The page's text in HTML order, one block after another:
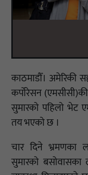
काठमाडौँ। अमेरिकी
कर्पोरेसन (एमसीसी)की
सुमारको पहिलो भेट
तय भएको छ ।
चार दिने भ्रमणका
सुमारको बसोवासका